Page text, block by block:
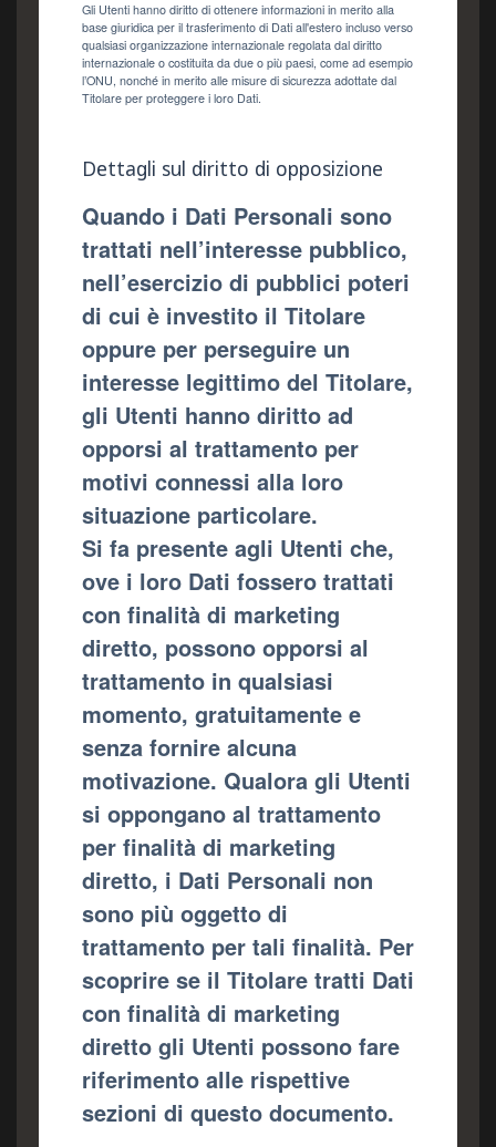
Gli Utenti hanno diritto di ottenere informazioni in merito alla
base giuridica per il trasferimento di Dati all'estero incluso verso
qualsiasi organizzazione internazionale regolata dal diritto
internazionale o costituita da due o più paesi, come ad esempio
l’ONU, nonché in merito alle misure di sicurezza adottate dal
Titolare per proteggere i loro Dati.
Dettagli sul diritto di opposizione
Quando i Dati Personali sono
trattati nell’interesse pubblico,
nell’esercizio di pubblici poteri
di cui è investito il Titolare
oppure per perseguire un
interesse legittimo del Titolare,
gli Utenti hanno diritto ad
opporsi al trattamento per
motivi connessi alla loro
situazione particolare.
Si fa presente agli Utenti che,
ove i loro Dati fossero trattati
con finalità di marketing
diretto, possono opporsi al
trattamento in qualsiasi
momento, gratuitamente e
senza fornire alcuna
motivazione. Qualora gli Utenti
si oppongano al trattamento
per finalità di marketing
diretto, i Dati Personali non
sono più oggetto di
trattamento per tali finalità. Per
scoprire se il Titolare tratti Dati
con finalità di marketing
diretto gli Utenti possono fare
riferimento alle rispettive
sezioni di questo documento.